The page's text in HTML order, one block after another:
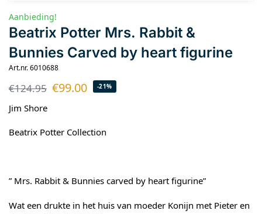
Aanbieding!
Beatrix Potter Mrs. Rabbit &
Bunnies Carved by heart figurine
Art.nr. 6010688
€124.95 €99.00 -21%
Jim Shore
Beatrix Potter Collection
” Mrs. Rabbit & Bunnies carved by heart figurine”
Wat een drukte in het huis van moeder Konijn met Pieter en